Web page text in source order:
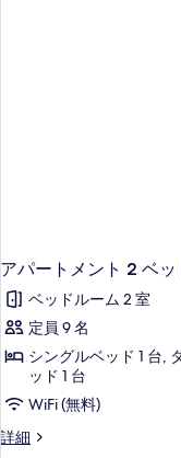
アパートメント 2 ベッ
ベッドルーム 2 室
定員 9 名
シングルベッド 1 台,
ッド 1 台
WiFi (無料)
詳細
ア